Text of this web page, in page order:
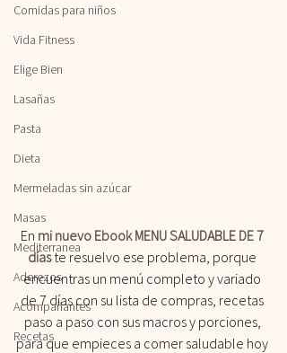
Comidas para niños
Vida Fitness
Elige Bien
Lasañas
Pasta
Dieta
Mermeladas sin azúcar
Masas
Mediterranea
Aderezos
Acompañantes
Recetas
En mi nuevo Ebook MENU SALUDABLE DE 7
días te resuelvo ese problema, porque
encuentras un menú completo y variado
de 7 días con su lista de compras, recetas
paso a paso con sus macros y porciones,
para que empieces a comer saludable hoy